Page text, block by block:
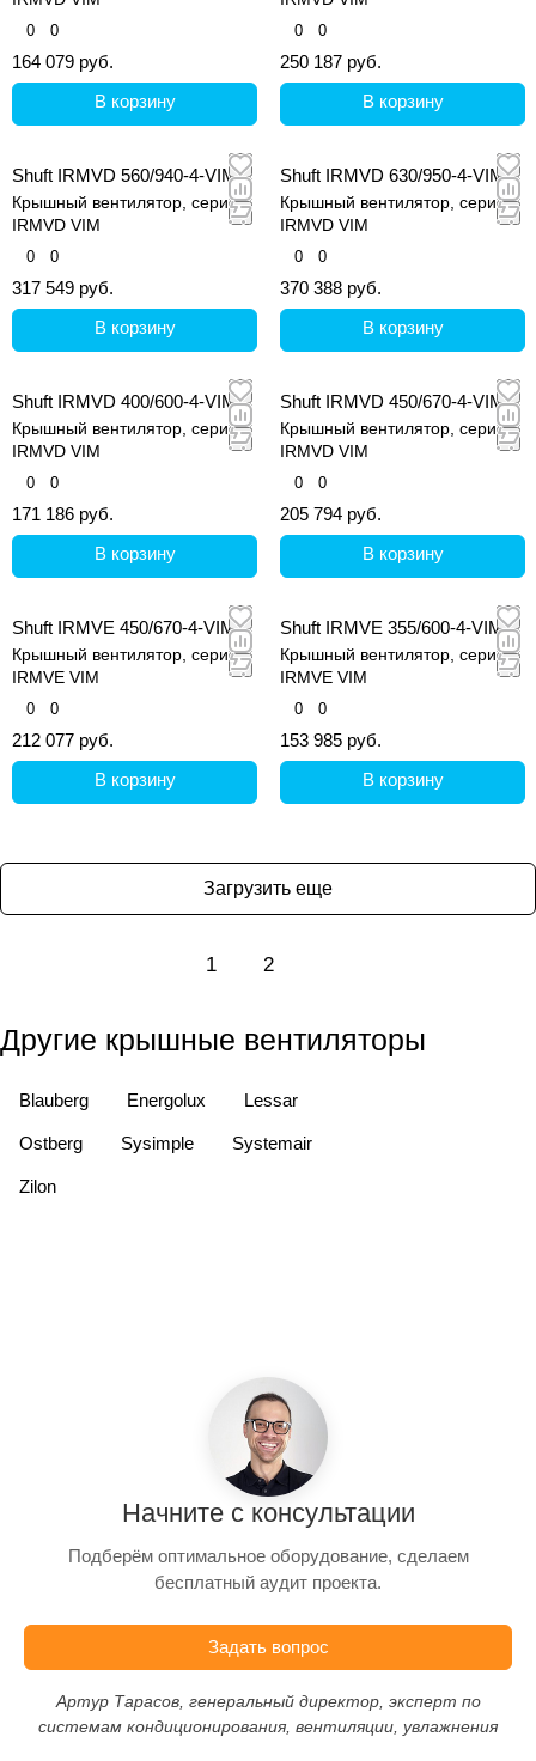
0 0
164 079 руб.
В корзину
0 0
250 187 руб.
В корзину
Shuft IRMVD 560/940-4-VIM
Крышный вентилятор, серия
IRMVD VIM
0 0
317 549 руб.
В корзину
Shuft IRMVD 630/950-4-VIM
Крышный вентилятор, серия
IRMVD VIM
0 0
370 388 руб.
В корзину
Shuft IRMVD 400/600-4-VIM
Крышный вентилятор, серия
IRMVD VIM
0 0
171 186 руб.
В корзину
Shuft IRMVD 450/670-4-VIM
Крышный вентилятор, серия
IRMVD VIM
0 0
205 794 руб.
В корзину
Shuft IRMVE 450/670-4-VIM
Крышный вентилятор, серия
IRMVE VIM
0 0
212 077 руб.
В корзину
Shuft IRMVE 355/600-4-VIM
Крышный вентилятор, серия
IRMVE VIM
0 0
153 985 руб.
В корзину
Загрузить еще
1 2
Другие крышные вентиляторы
Blauberg Energolux Lessar
Ostberg Sysimple Systemair
Zilon
Начните с консультации
Подберём оптимальное оборудование, сделаем
бесплатный аудит проекта.
Задать вопрос
Артур Тарасов, генеральный директор, эксперт по
системам кондиционирования, вентиляции, увлажнения